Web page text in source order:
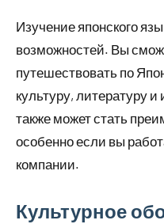
Изучение японского
возможностей. Вы
путешествовать по
культуру, литературу
также может стать
особенно если вы
компании.
Культурное